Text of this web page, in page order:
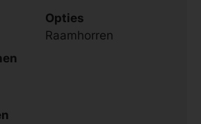
Opties
Raamhorren